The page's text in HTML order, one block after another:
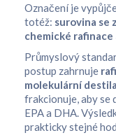
Označení je
totéž: surovina se
chemické rafinace
Průmyslový
postup zahrnuje
molekulární
frakcionuje, aby se
EPA a DHA.
prakticky stejné